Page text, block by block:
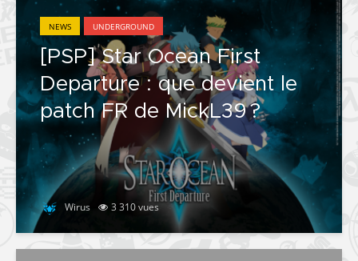
NEWS UNDERGROUND
[PSP] Star Ocean First
Departure : que devient le
patch FR de MickL39 ?
Wirus 3 310 vues